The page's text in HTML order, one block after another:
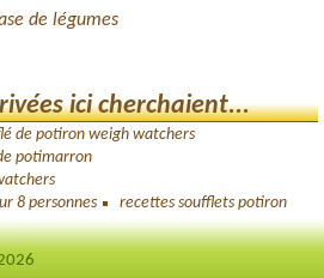
de légumes
ici cherchaient...
de potiron weigh watchers
potimarron
8 personnes
recettes soufflets potiron